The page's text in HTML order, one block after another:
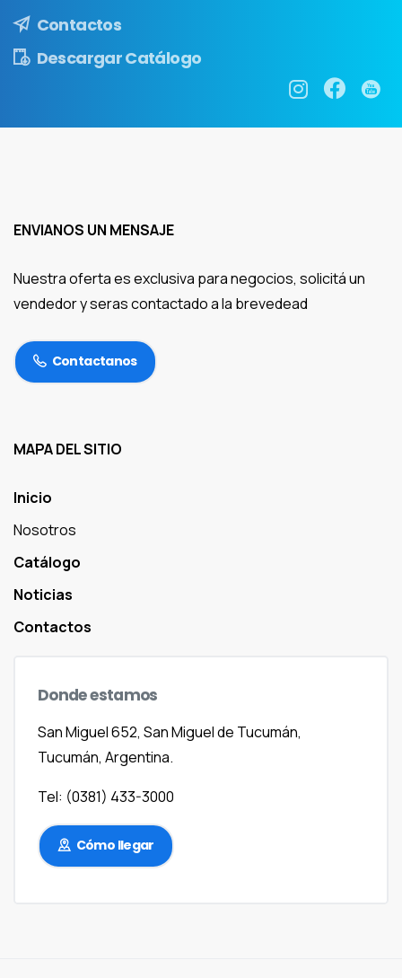
Contactos
Descargar Catálogo
ENVIANOS UN MENSAJE
Nuestra oferta es exclusiva para negocios, solicitá un
vendedor y seras contactado a la brevedead
Contactanos
MAPA DEL SITIO
Inicio
Nosotros
Catálogo
Noticias
Contactos
Dondeestamos
San Miguel 652, San Miguel de Tucumán,
Tucumán, Argentina.
Tel: (0381) 433-3000
Cómo llegar